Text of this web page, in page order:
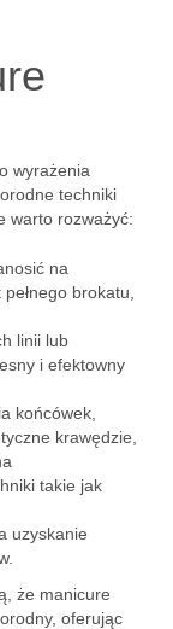
wyrażenia
techniki
warto rozważyć:
na
brokatu,
linii lub
i efektowny
końcówek,
krawędzie,
takie jak
uzyskanie
że manicure
oferując